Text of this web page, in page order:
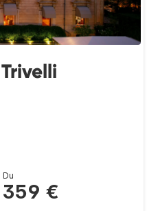
Du
359 €